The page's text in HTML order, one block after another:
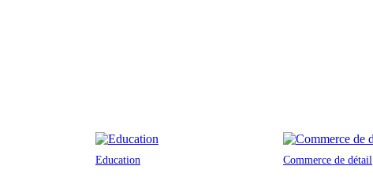
Education Commerce de détail